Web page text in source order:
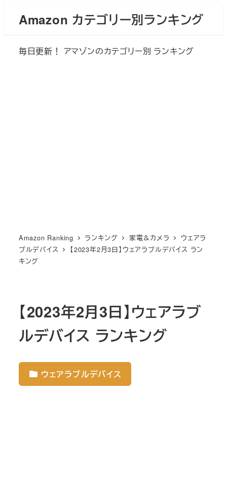
Amazon カテゴリー別ランキング
毎日更新！ アマゾンのカテゴリー別 ランキング
Amazon Ranking ランキング 家電＆カメラ
ウェアラ
ブルデバイス
【2023年2月3日】ウェアラブルデバイス ラン
キング
【2023年2月3日】ウェアラブ
ルデバイス ランキング
ウェアラブルデバイス